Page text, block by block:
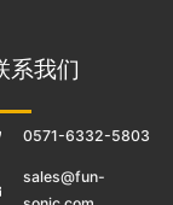
系我们
0571-6332-5803
sales@fun-